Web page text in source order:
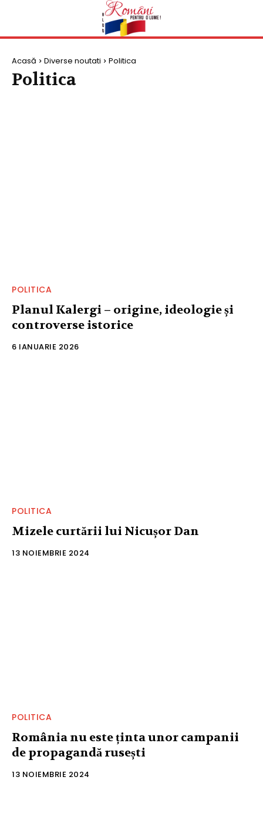
Acasă Diverse noutati Politica
Politica
POLITICA
Planul Kalergi – origine, ideologie și
controverse istorice
6 IANUARIE 2026
POLITICA
Mizele curtării lui Nicușor Dan
13 NOIEMBRIE 2024
POLITICA
România nu este ținta unor campanii
de propagandă rusești
13 NOIEMBRIE 2024